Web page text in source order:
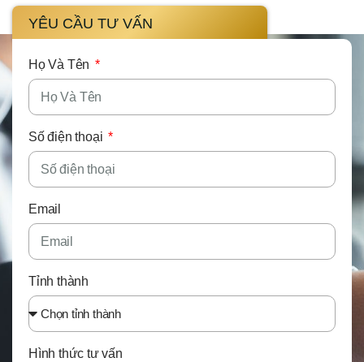
YÊU CẦU TƯ VẤN
Họ Và Tên
Số điện thoại
Email
Tỉnh thành
Hình thức tư vấn